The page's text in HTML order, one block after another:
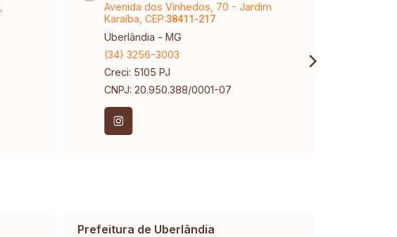
Avenida dos Vinhedos, 70 - Jardim
Karaíba, CEP:38411-217
Uberlândia - MG
(34) 3256-3003
Creci: 5105 PJ
CNPJ: 20.950.388/0001-07
Prefeitura de Uberlândia